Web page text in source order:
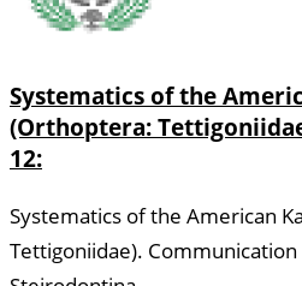
Systematics of the
(Orthoptera:
12:
Systematics of the American
Tettigoniidae).